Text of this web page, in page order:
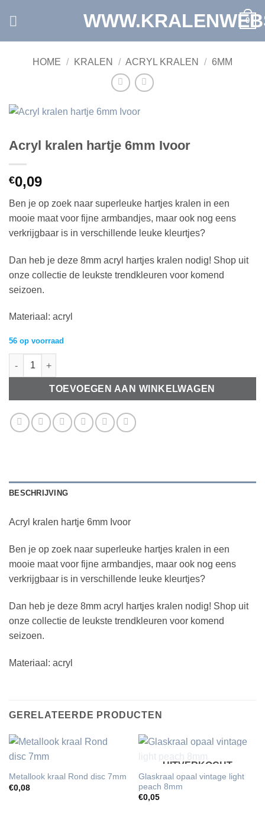
0
HOME / KRALEN / ACRYL KRALEN / 6MM
Acryl kralen hartje 6mm Ivoor
€0,09
Ben je op zoek naar superleuke hartjes kralen in een
mooie maat voor fijne armbandjes, maar ook nog eens
verkrijgbaar is in verschillende leuke kleurtjes?
Dan heb je deze 8mm acryl hartjes kralen nodig! Shop uit
onze collectie de leukste trendkleuren voor komend
seizoen.
Materiaal: acryl
56 op voorraad
Acryl kralen hartje 6mm Ivoor aantal
TOEVOEGEN AAN WINKELWAGEN
BESCHRIJVING
Acryl kralen hartje 6mm Ivoor
Ben je op zoek naar superleuke hartjes kralen in een
mooie maat voor fijne armbandjes, maar ook nog eens
verkrijgbaar is in verschillende leuke kleurtjes?
Dan heb je deze 8mm acryl hartjes kralen nodig! Shop uit
onze collectie de leukste trendkleuren voor komend
seizoen.
Materiaal: acryl
GERELATEERDE PRODUCTEN
Metallook kraal Rond disc 7mm
€0,08
UITVERKOCHT
Glaskraal opaal vintage light
peach 8mm
€0,05